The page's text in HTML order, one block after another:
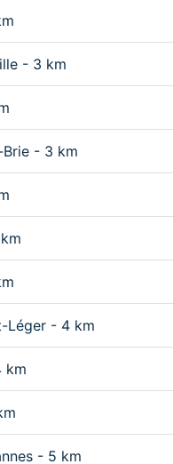
- 3 km
- 3 km
Léger - 4 km
km
- 5 km